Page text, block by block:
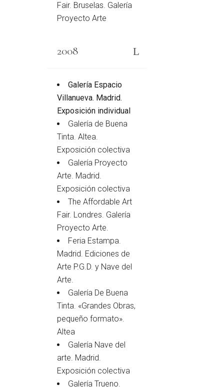
Fair. Bruselas. Galería
Proyecto Arte
2008
Galería Espacio
Villanueva. Madrid.
Exposición individual
Galería de Buena
Tinta. Altea.
Exposición colectiva
Galería Proyecto
Arte. Madrid.
Exposición colectiva
The Affordable Art
Fair. Londres. Galería
Proyecto Arte.
Feria Estampa.
Madrid. Ediciones de
Arte P.G.D. y Nave del
Arte.
Galería De Buena
Tinta. «Grandes Obras,
pequeño formato».
Altea
Galería Nave del
arte. Madrid.
Exposición colectiva
Galería Trueno.